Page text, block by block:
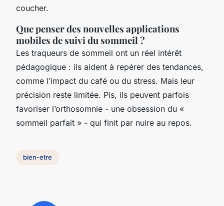
coucher.
Que penser des nouvelles applications
mobiles de suivi du sommeil ?
Les traqueurs de sommeil ont un réel intérêt
pédagogique : ils aident à repérer des tendances,
comme l’impact du café ou du stress. Mais leur
précision reste limitée. Pis, ils peuvent parfois
favoriser l’orthosomnie - une obsession du «
sommeil parfait » - qui finit par nuire au repos.
bien-etre